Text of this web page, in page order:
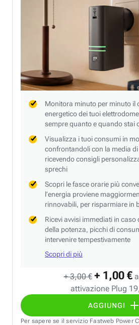
+ 3,00 € + 1,00 €
attivazione Plug
AGGIUNGI
Monitora minuto per minuto il
energetico dei tuoi
sempre quanto e quando stai
Visualizza i tuoi consumi in
confrontandoli con la media
ricevendo consigli
sprechi
Scopri le fasce orarie più
l’energia proviene
rinnovabili, per risparmiare in
Ricevi avvisi immediati in
della potenza, picchi di
intervenire tempestivamente
Scopri di più
Per sapere se il servizio Fastweb Power